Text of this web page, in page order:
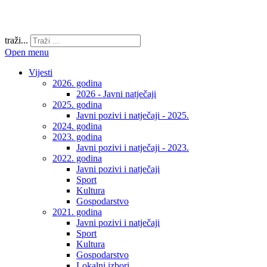
traži...
Open menu
Vijesti
2026. godina
2026 - Javni natječaji
2025. godina
Javni pozivi i natječaji - 2025.
2024. godina
2023. godina
Javni pozivi i natječaji - 2023.
2022. godina
Javni pozivi i natječaji
Sport
Kultura
Gospodarstvo
2021. godina
Javni pozivi i natječaji
Sport
Kultura
Gospodarstvo